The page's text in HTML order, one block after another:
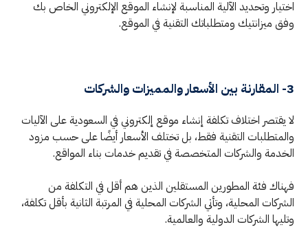
اختيار وتحديد الآلية المناسبة لإنشاء الموقع الإلكتروني الخاص بك
وفق ميزانتيك ومتطلباتك التقنية في الموقع.
3- المقارنة بين الأسعار والمميزات والشركات
لا يقتصر اختلاف تكلفة إنشاء موقع إلكتروني في السعودية على الآليات
والمتطلبات التقنية فقط، بل تختلف الأسعار أيضًا على حسب مزود
الخدمة والشركات المتخصصة في تقديم خدمات بناء المواقع.
فهناك فئة المطورين المستقلين الذين هم أقل في التكلفة من
الشركات المحلية، وتأتي الشركات المحلية في المرتبة الثانية بأقل تكلفة،
وتليها الشركات الدولية والعالمية.